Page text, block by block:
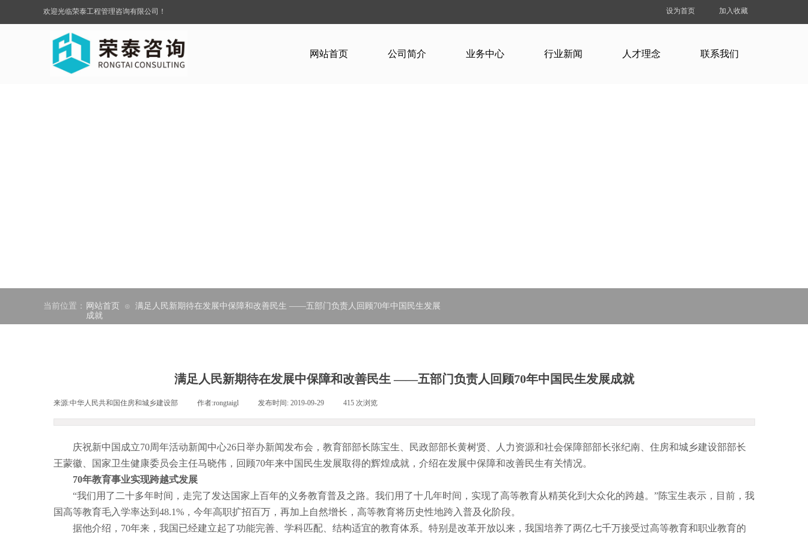
欢迎光临荣泰工程管理咨询有限公司！ 设为首页 加入收藏
网站首页 公司简介 业务中心 行业新闻 人才理念 联系我们
当前位置： 网站首页 ⊙
满足人民新期待在发展中保障和改善民生 ——五部门负责人回顾70年中国民生发展
成就
满足人民新期待在发展中保障和改善民生 ——五部门负责人回顾70年中国民生发展成就
来源:中华人民共和国住房和城乡建设部 作者:rongtaigl 发布时间: 2019-09-29 415 次浏览
庆祝新中国成立70周年活动新闻中心26日举办新闻发布会，教育部部长陈宝生、民政部部长黄树贤、人力资源和社会保障部部长张纪南、住房和城乡建设部部长
王蒙徽、国家卫生健康委员会主任马晓伟，回顾70年来中国民生发展取得的辉煌成就，介绍在发展中保障和改善民生有关情况。
70年教育事业实现跨越式发展
“我们用了二十多年时间，走完了发达国家上百年的义务教育普及之路。我们用了十几年时间，实现了高等教育从精英化到大众化的跨越。”陈宝生表示，目前，我
国高等教育毛入学率达到48.1%，今年高职扩招百万，再加上自然增长，高等教育将历史性地跨入普及化阶段。
据他介绍，70年来，我国已经建立起了功能完善、学科匹配、结构适宜的教育体系。特别是改革开放以来，我国培养了两亿七千万接受过高等教育和职业教育的